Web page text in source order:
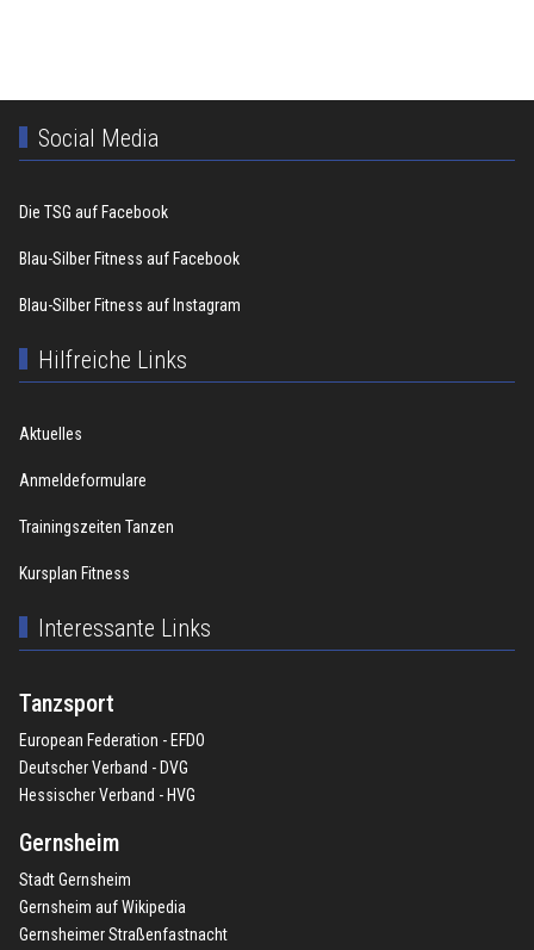
Social Media
Die TSG auf Facebook
Blau-Silber Fitness auf Facebook
Blau-Silber Fitness auf Instagram
Hilfreiche Links
Aktuelles
Anmeldeformulare
Trainingszeiten Tanzen
Kursplan Fitness
Interessante Links
Tanzsport
European Federation - EFDO
Deutscher Verband - DVG
Hessischer Verband - HVG
Gernsheim
Stadt Gernsheim
Gernsheim auf Wikipedia
Gernsheimer Straßenfastnacht